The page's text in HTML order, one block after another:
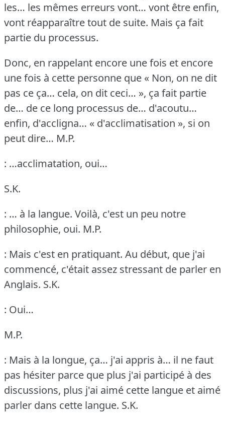
les… les mêmes erreurs vont… vont être enfin,
vont réapparaître tout de suite. Mais ça fait
partie du processus.
Donc, en rappelant encore une fois et encore
une fois à cette personne que « Non, on ne dit
pas ce ça… cela, on dit ceci… », ça fait partie
de… de ce long processus de… d'acoutu…
enfin, d'accligna… « d'acclimatisation », si on
peut dire… M.P.
: …acclimatation, oui…
S.K.
: … à la langue. Voilà, c'est un peu notre
philosophie, oui. M.P.
: Mais c'est en pratiquant. Au début, que j'ai
commencé, c'était assez stressant de parler en
Anglais. S.K.
: Oui…
M.P.
: Mais à la longue, ça… j'ai appris à… il ne faut
pas hésiter parce que plus j'ai participé à des
discussions, plus j'ai aimé cette langue et aimé
parler dans cette langue. S.K.